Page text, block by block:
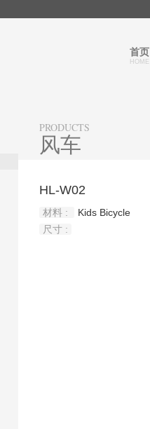
首页
HOME
PRODUCTS
风车
HL-W02
材料 :
Kids Bicycle
尺寸 :